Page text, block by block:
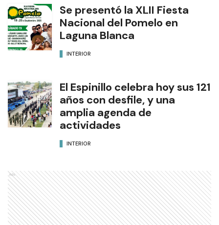
Se presentó la XLII Fiesta
Nacional del Pomelo en
Laguna Blanca
INTERIOR
El Espinillo celebra hoy sus 121
años con desfile, y una
amplia agenda de
actividades
INTERIOR
Ads